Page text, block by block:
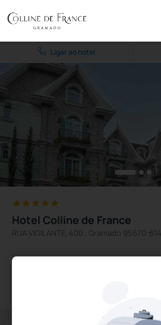
Ligar ao hotel
Hotel Colline de France
RUA VIGILANTE, 400 , Gramado 95670-614